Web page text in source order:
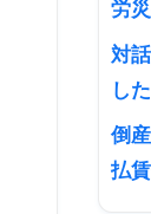
労
対
した
倒
払